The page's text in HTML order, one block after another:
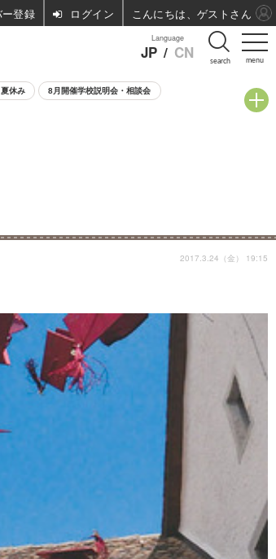
menu
Language
JP / CN search
夏休み 8月開催学校説明会・相談会
2017.3.24（金） 19:15
ログイン こんにちは、ゲストさん